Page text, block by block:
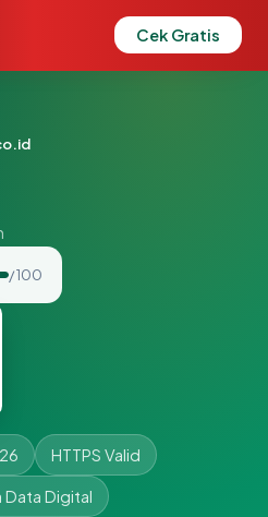
Cek Gratis
/ 100
HTTPS Valid
Data Digital